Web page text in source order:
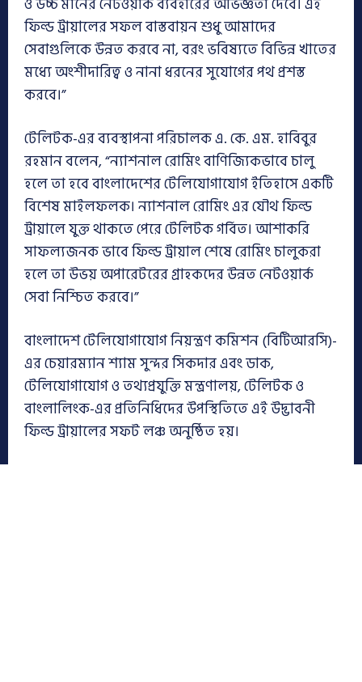
ও উচ্চ মানের নেটওয়ার্ক ব্যবহারের অভিজ্ঞতা দেবে। এই
ফিল্ড ট্রায়ালের সফল বাস্তবায়ন শুধু আমাদের
সেবাগুলিকে উন্নত করবে না, বরং ভবিষ্যতে বিভিন্ন খাতের
মধ্যে অংশীদারিত্ব ও নানা ধরনের সুযোগের পথ প্রশস্ত
করবে।”
টেলিটক-এর ব্যবস্থাপনা পরিচালক এ. কে. এম. হাবিবুর
রহমান বলেন, “ন্যাশনাল রোমিং বাণিজ্যিকভাবে চালু
হলে তা হবে বাংলাদেশের টেলিযোগাযোগ ইতিহাসে একটি
বিশেষ মাইলফলক। ন্যাশনাল রোমিং এর যৌথ ফিল্ড
ট্রায়ালে যুক্ত থাকতে পেরে টেলিটক গর্বিত। আশাকরি
সাফল্যজনক ভাবে ফিল্ড ট্রায়াল শেষে রোমিং চালুকরা
হলে তা উভয় অপারেটরের গ্রাহকদের উন্নত নেটওয়ার্ক
সেবা নিশ্চিত করবে।”
বাংলাদেশ টেলিযোগাযোগ নিয়ন্ত্রণ কমিশন (বিটিআরসি)-
এর চেয়ারম্যান শ্যাম সুন্দর সিকদার এবং ডাক,
টেলিযোগাযোগ ও তথ্যপ্রযুক্তি মন্ত্রণালয়, টেলিটক ও
বাংলালিংক-এর প্রতিনিধিদের উপস্থিতিতে এই উদ্ভাবনী
ফিল্ড ট্রায়ালের সফট লঞ্চ অনুষ্ঠিত হয়।